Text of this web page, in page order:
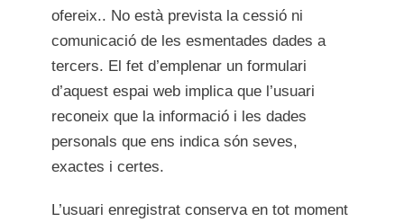
ofereix.. No està prevista la cessió ni
comunicació de les esmentades dades a
tercers. El fet d’emplenar un formulari
d’aquest espai web implica que l’usuari
reconeix que la informació i les dades
personals que ens indica són seves,
exactes i certes.
L’usuari enregistrat conserva en tot moment